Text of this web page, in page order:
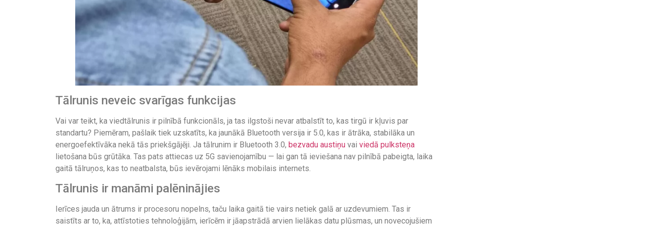
Tālrunis neveic svarīgas funkcijas
Vai var teikt, ka viedtālrunis ir pilnībā funkcionāls, ja tas ilgstoši nevar atbalstīt to, kas tirgū ir kļuvis par
standartu? Piemēram, pašlaik tiek uzskatīts, ka jaunākā Bluetooth versija ir 5.0, kas ir ātrāka, stabilāka un
energoefektīvāka nekā tās priekšgājēji. Ja tālrunim ir Bluetooth 3.0, bezvadu austiņu vai viedā pulksteņa
lietošana būs grūtāka. Tas pats attiecas uz 5G savienojamību — lai gan tā ieviešana nav pilnībā pabeigta, laika
gaitā tālruņos, kas to neatbalsta, būs ievērojami lēnāks mobilais internets.
Tālrunis ir manāmi palēninājies
Ierīces jauda un ātrums ir procesoru nopelns, taču laika gaitā tie vairs netiek galā ar uzdevumiem. Tas ir
saistīts ar to, ka, attīstoties tehnoloģijām, ierīcēm ir jāapstrādā arvien lielākas datu plūsmas, un novecojušiem